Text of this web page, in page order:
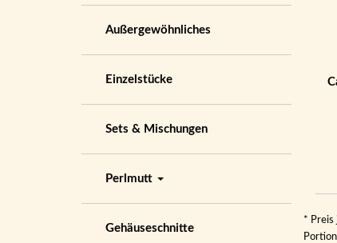
Außergewöhnliches
Einzelstücke
Sets & Mischungen
Perlmutt
Gehäuseschnitte
* Preis